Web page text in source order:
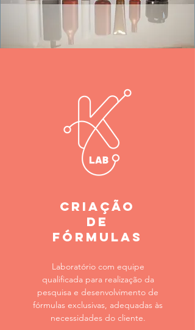
criação
de
fórmulas
Laboratório com equipe
qualificada para realização da
pesquisa e desenvolvimento de
fórmulas exclusivas, adequadas às
necessidades do cliente.